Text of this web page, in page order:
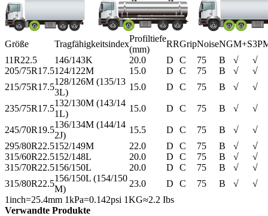
Größe Tragfähigkeitsindex
Profiltiefe
(mm)
RRGripNoiseNGM+S
11R22.5
146/143K 20.0 D C 75 B √
√
205/75R17.5124/122M 15.0 D C 75 B √
√
215/75R17.5
128/126M (135/13
3L)
15.0 D C 75 B √ √
235/75R17.5
132/130M (143/14
1L)
15.0 D C 75 B √ √
245/70R19.5
136/134M (144/14
2J)
15.5 D C 75 B √
√
295/80R22.5152/149M 22.0 D C 75 B √
√
315/60R22.5152/148L 20.0 D C 75 B √
√
315/70R22.5156/150L 20.0 D C 75 B √
√
315/80R22.5
156/150L (154/150
M)
23.0 D C 75 B √
√
1inch=25.4mm 1kPa=0.142psi 1KG≈2.2 Ibs
Verwandte Produkte